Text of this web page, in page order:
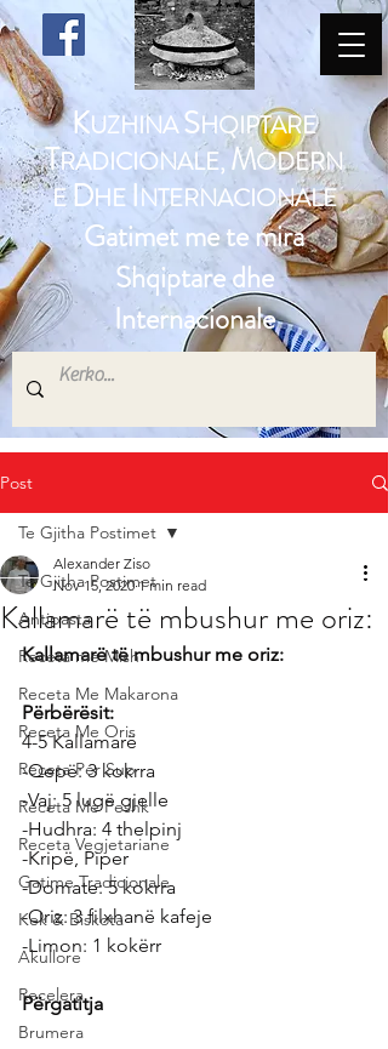
KUZHINASHQIPTARE
TRADICIONALE, MODERN
EDHE INTERNACIONALE
Gatimet me te mira
Shqiptare dhe
Internacionale
Post
Te Gjitha Postimet
Antipasta
Receta me Mish
Receta Me Makarona
Receta Me Oris
Receta Per Sup
Receta Me Peshk
Receta Vegjetariane
Gatime Tradicionale
Kek & Biskota
Akullore
Recelera
Brumera
Te Gjitha Postimet
Kallamarë të mbushur me oriz:
Alexander Ziso
Nov 15, 2020 1 min read
Kallamarë të mbushur me oriz:
Përbërësit:
4-5 Kallamarë
-Qepë: 3 kokrra
-Vaj: 5 lugë gjelle
-Hudhra: 4 thelpinj
-Kripë, Piper
-Domate: 5 kokrra
-Oriz: 3 filxhanë kafeje
-Limon: 1 kokërr
Përgatitja